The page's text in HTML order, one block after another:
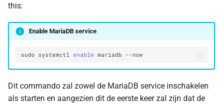
this:
Enable MariaDB service
sudo systemctl enable mariadb
Dit commando zal zowel de MariaDB service inschakelen
als starten en aangezien dit de eerste keer zal zijn dat de